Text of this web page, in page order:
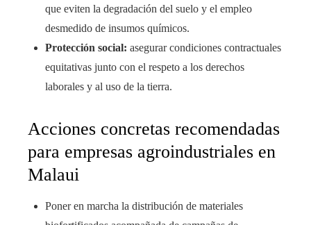
que eviten la degradación del suelo y el empleo
desmedido de insumos químicos.
Protección social: asegurar condiciones contractuales
equitativas junto con el respeto a los derechos
laborales y al uso de la tierra.
Acciones concretas recomendadas
para empresas agroindustriales en
Malaui
Poner en marcha la distribución de materiales